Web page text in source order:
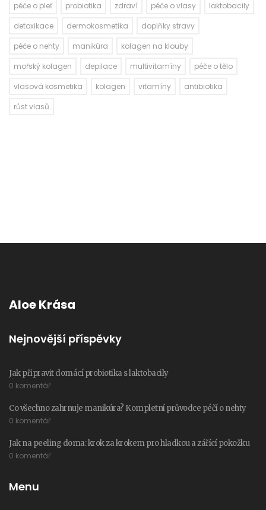
péče o pleť probiotika zdraví péče o vlasy
laktobacily
detoxikace
dermokosmetika
doplňky stravy
péče o nehty
manikúra
kolagen na klouby
mořský kolagen
depilace multivitamíny
péče o tělo
vlasová kosmetika
kolagen vitamíny
antibiotika
růst vlasů
Aloe Krása
Nejnovější příspěvky
Jak připravit domácí probiotika s laktobacily
0 komentář
Co všechno zahrnuje manikúra? Kompletní průvodce péčí o nehty
0 komentář
Jak na peeling doma: krok za krokem pro hladkou a zářící pokožku
0 komentář
Menu